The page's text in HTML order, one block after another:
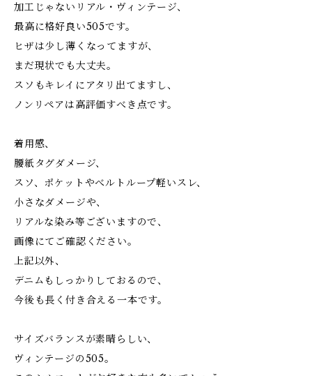
加工じゃないリアル・ヴィンテージ、
最高に格好良い505です。
ヒザは少し薄くなってますが、
まだ現状でも大丈夫。
スソもキレイにアタリ出てますし、
ノンリペアは高評価すべき点です。
着用感、
腰紙タグダメージ、
スソ、ポケットやべルトループ軽いスレ、
小さなダメージや、
リアルな染み等ございますので、
画像にてご確認ください。
上記以外、
デニムもしっかりしておるので、
今後も長く付き合える一本です。
サイズバランスが素晴らしい、
ヴィンテージの505。